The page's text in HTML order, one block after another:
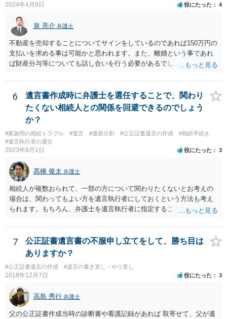
2024年4月9日 役にたった 4
泉 亮介 弁護士
不動産を売却することについてサインをしているのであれば150万円の
支払いを求める事は可能かと思われます。また、離婚という事であれ
ば財産分与等についても話し合いを行う必要があるでしょう。 細かい
士事務所へご相談されると良いでしょう。
6
遺言書作成時に弁護士を選任することで、関わり
たくない相続人との関係を回避できるのでしょう
か？
#家族間の相続トラブル #遺言 #遺産分割 #公正証書遺言の作成
#相続手続き
#遺言執行者の選任
2023年9月1日 役にたった 3
髙橋 俊太 弁護士
相続人が複数おられて、一部の方について関わりたくないとお考えの
場合は、関わってもよい方を遺言執行者にしておくという方法も考え
られます。もちろん、弁護士を遺言執行者に指定することもできます
方に再委任の権限を付与しておくという方法もあります。 一度、弁護
士に直接ご相談されることをお勧めいたします。
7
公正証書遺言書の不服申し立てをして、勝ち目は
ありますか？
#公正証書遺言の作成 #遺言の書き直し・やり直し
2018年12月7日 役にたった 3
高島 秀行 弁護士
父の公正証書作成当時の診断書や看護記録があれば 取寄せて、父が遺